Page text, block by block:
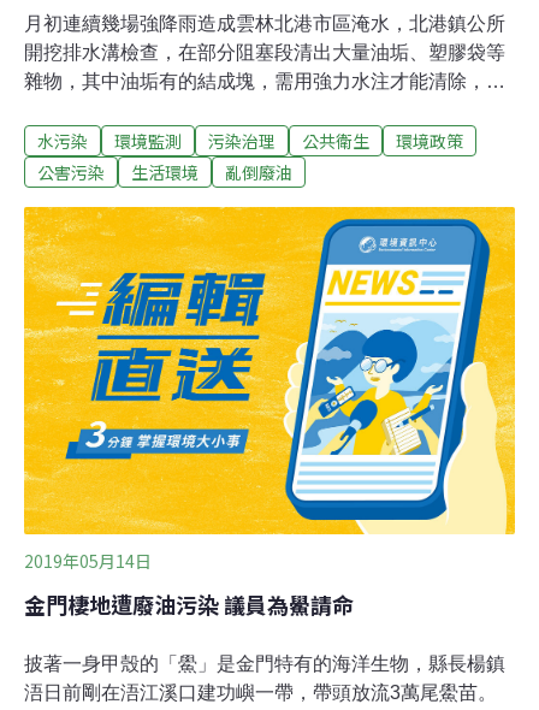
月初連續幾場強降雨造成雲林北港市區淹水，北港鎮公所
開挖排水溝檢查，在部分阻塞段清出大量油垢、塑膠袋等
雜物，其中油垢有的結成塊，需用強力水注才能清除，呼
北港鎮市區包括文昌、吉祥、民有、民治等路段，長期只
要遇強降雨，就會因排水溝渲洩不及積水，住戶怨聲載
發生積水，公所與地方鎮代、里長研議後開挖排水溝找出
問題點，發現有的路段是被崩塌土石阻塞，還有是排水口
被油垢、塑膠袋、免洗筷等雜物堵塞。
水污染 環境監測 污染治理 公共衛生
環境政策
公害污染
生活環境 亂倒廢油
2019年05月14日
金門棲地遭廢油污染 議員為鱟請命
披著一身甲殼的「鱟」是金門特有的海洋生物，縣長楊鎮
浯日前剛在浯江溪口建功嶼一帶，帶頭放流3萬尾鱟苗。